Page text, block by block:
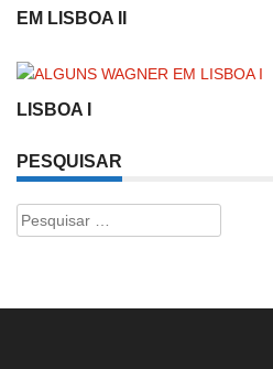
EM LISBOA II
LISBOA I
PESQUISAR
Pesquisar
por: